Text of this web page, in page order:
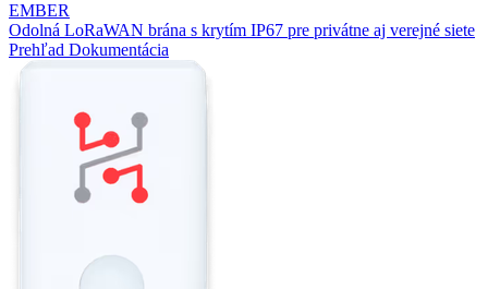
EMBER
Odolná LoRaWAN brána s krytím IP67 pre privátne aj verejné siete
Prehľad Dokumentácia